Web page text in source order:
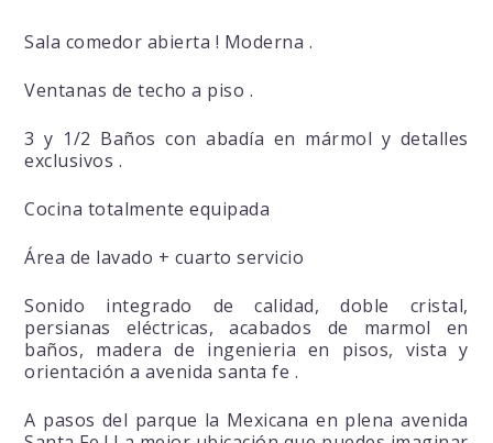
Sala comedor abierta ! Moderna .
Ventanas de techo a piso .
3 y 1/2 Baños con abadía en mármol y detalles
exclusivos .
Cocina totalmente equipada
Área de lavado + cuarto servicio
Sonido integrado de calidad, doble cristal,
persianas eléctricas, acabados de marmol en
baños, madera de ingenieria en pisos, vista y
orientación a avenida santa fe .
A pasos del parque la Mexicana en plena avenida